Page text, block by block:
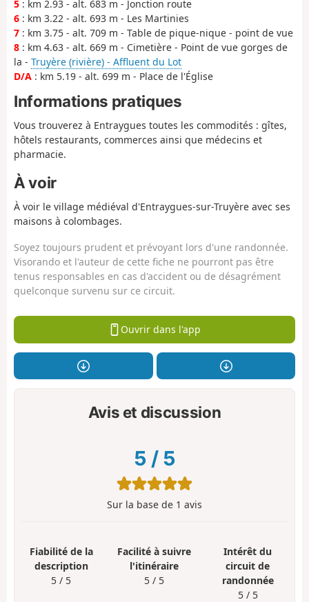
5 : km 2.93 - alt. 683 m - Jonction route
6 : km 3.22 - alt. 693 m - Les Martinies
7 : km 3.75 - alt. 709 m - Table de pique-nique - point de vue
8 : km 4.63 - alt. 669 m - Cimetière - Point de vue gorges de
la - Truyère (rivière) - Affluent du Lot
D/A : km 5.19 - alt. 699 m - Place de l'Église
Informations pratiques
Vous trouverez à Entraygues toutes les commodités : gîtes,
hôtels restaurants, commerces ainsi que médecins et
pharmacie.
À voir
À voir le village médiéval d'Entraygues-sur-Truyère avec ses
maisons à colombages.
Soyez toujours prudent et prévoyant lors d'une randonnée.
Visorando et l'auteur de cette fiche ne pourront pas être
tenus responsables en cas d'accident ou de désagrément
quelconque survenu sur ce circuit.
Ouvrir dans l'app
Avis et discussion
5 / 5
Sur la base de 1 avis
Fiabilité de la
description
5 / 5
Facilité à suivre
l'itinéraire
5 / 5
Intérêt du
circuit de
randonnée
5 / 5